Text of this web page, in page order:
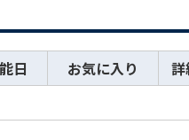
日 お気に入り 詳